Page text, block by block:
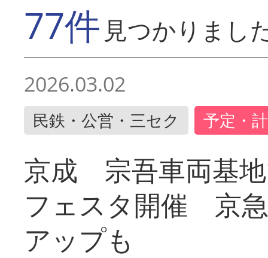
77件 見つかりまし
2026.03.02
民鉄・公営・三セク 予定・
京成 宗吾車両基
フェスタ開催 京
アップも